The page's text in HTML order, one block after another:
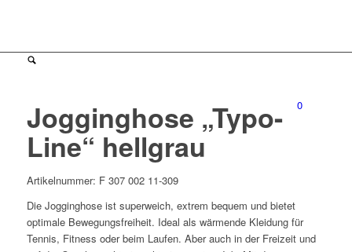
0
Jogginghose „Typo-
Line“ hellgrau
Artikelnummer: F 307 002 11-309
Die Jogginghose ist superweich, extrem bequem und bietet
optimale Bewegungsfreiheit. Ideal als wärmende Kleidung für
Tennis, Fitness oder beim Laufen. Aber auch in der Freizeit und